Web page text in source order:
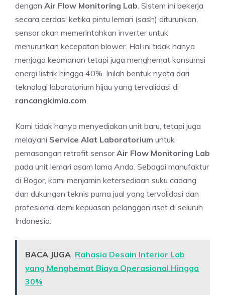
dengan Air Flow Monitoring Lab. Sistem ini bekerja
secara cerdas; ketika pintu lemari (sash) diturunkan,
sensor akan memerintahkan inverter untuk
menurunkan kecepatan blower. Hal ini tidak hanya
menjaga keamanan tetapi juga menghemat konsumsi
energi listrik hingga 40%. Inilah bentuk nyata dari
teknologi laboratorium hijau yang tervalidasi di
rancangkimia.com.
Kami tidak hanya menyediakan unit baru, tetapi juga
melayani Service Alat Laboratorium untuk
pemasangan retrofit sensorAir Flow Monitoring Lab
pada unit lemari asam lama Anda. Sebagai manufaktur
di Bogor, kami menjamin ketersediaan suku cadang
dan dukungan teknis purna jual yang tervalidasi dan
profesional demi kepuasan pelanggan riset di seluruh
Indonesia.
BACA JUGA Rahasia Desain Interior Lab
yang Menghemat Biaya Operasional Hingga
30%